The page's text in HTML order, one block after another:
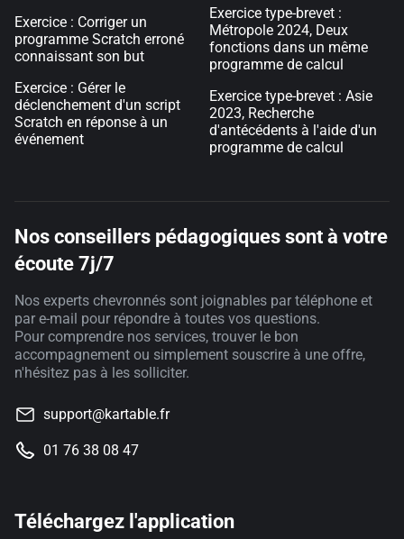
Exercice : Corriger un
programme Scratch erroné
connaissant son but
Exercice : Gérer le
déclenchement d'un script
Scratch en réponse à un
événement
Exercice type-brevet :
Métropole 2024, Deux
fonctions dans un même
programme de calcul
Exercice type-brevet : Asie
2023, Recherche
d'antécédents à l'aide d'un
programme de calcul
Nos conseillers pédagogiques sont à votre
écoute 7j/7
Nos experts chevronnés sont joignables par téléphone et
par e-mail pour répondre à toutes vos questions.
Pour comprendre nos services, trouver le bon
accompagnement ou simplement souscrire à une offre,
n'hésitez pas à les solliciter.
support@kartable.fr
01 76 38 08 47
Téléchargez l'application